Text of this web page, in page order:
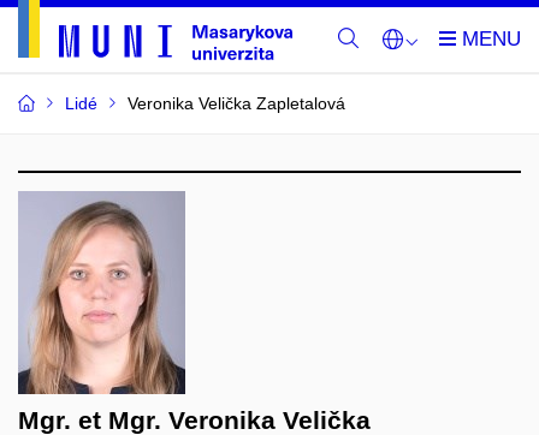
Lidé Veronika Velička Zapletalová
Mgr. et Mgr. Veronika Velička